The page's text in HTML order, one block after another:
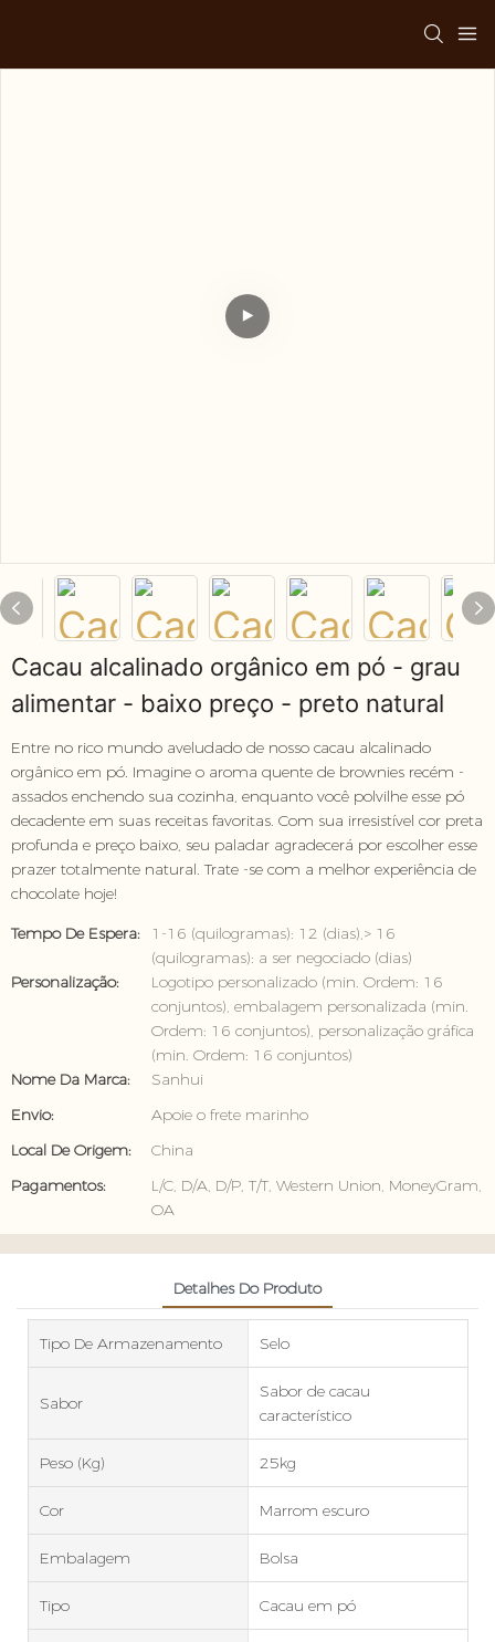
Cacau alcalinado orgânico em pó - grau
alimentar - baixo preço - preto natural
Entre no rico mundo aveludado de nosso cacau alcalinado
orgânico em pó. Imagine o aroma quente de brownies recém -
assados ​​enchendo sua cozinha, enquanto você polvilhe esse pó
decadente em suas receitas favoritas. Com sua irresistível cor preta
profunda e preço baixo, seu paladar agradecerá por escolher esse
prazer totalmente natural. Trate -se com a melhor experiência de
chocolate hoje!
Tempo De Espera:
1-16 (quilogramas): 12 (dias),> 16
(quilogramas): a ser negociado (dias)
Personalização:
Logotipo personalizado (min. Ordem: 16
conjuntos), embalagem personalizada (min.
Ordem: 16 conjuntos), personalização gráfica
(min. Ordem: 16 conjuntos)
Nome Da Marca:
Sanhui
Envio:
Apoie o frete marinho
Local De Origem:
China
Pagamentos:
L/C, D/A, D/P, T/T, Western Union, MoneyGram,
OA
Detalhes Do Produto
Tipo De Armazenamento Selo
Sabor
Sabor de cacau
característico
Peso (kg) 25kg
Cor Marrom escuro
Embalagem Bolsa
Tipo Cacau em pó